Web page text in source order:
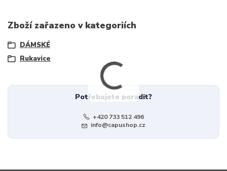
Zboží zařazeno v kategoriích
DÁMSKÉ
Rukavice
Potřebujete poradit?
+420 733 512 496
info@capushop.cz